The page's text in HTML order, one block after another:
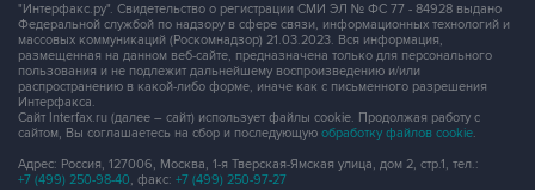
"Интерфакс.ру". Свидетельство о регистрации СМИ ЭЛ № ФС 77 - 84928 выдано
Федеральной службой по надзору в сфере связи, информационных технологий и
массовых коммуникаций (Роскомнадзор) 21.03.2023. Вся информация,
размещенная на данном веб-сайте, предназначена только для персонального
пользования и не подлежит дальнейшему воспроизведению и/или
распространению в какой-либо форме, иначе как с письменного разрешения
Интерфакса.
Сайт Interfax.ru (далее – сайт) использует файлы cookie. Продолжая работу с
сайтом, Вы соглашаетесь на сбор и последующую обработку файлов cookie.
Адрес: Россия, 127006, Москва, 1-я Тверская-Ямская улица, дом 2, стр.1, тел.:
+7 (499) 250-98-40, факс: +7 (499) 250-97-27